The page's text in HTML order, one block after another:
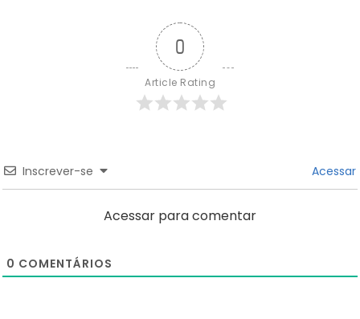
0
Article Rating
Inscrever-se Acessar
Acessar para comentar
0 COMENTÁRIOS